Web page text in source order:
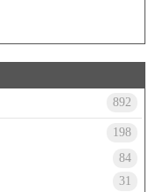
892
198
84
31